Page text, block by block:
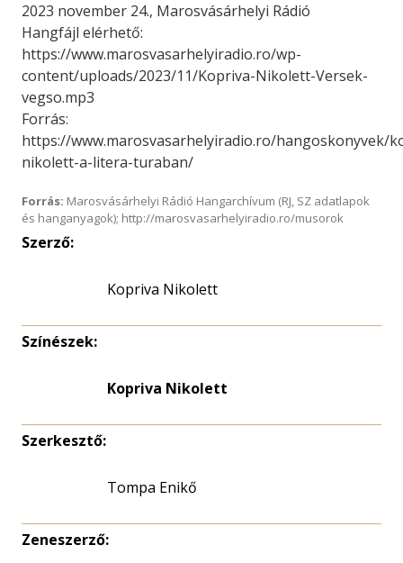
2023 november 24., Marosvásárhelyi Rádió
Hangfájl elérhető:
https://www.marosvasarhelyiradio.ro/wp-
content/uploads/2023/11/Kopriva-Nikolett-Versek-
vegso.mp3
Forrás:
https://www.marosvasarhelyiradio.ro/hangoskonyvek/
nikolett-a-litera-turaban/
Forrás: Marosvásárhelyi Rádió Hangarchívum (RJ, SZ adatlapok
és hanganyagok); http://marosvasarhelyiradio.ro/musorok
Szerző:
Kopriva Nikolett
Színészek:
Kopriva Nikolett
Szerkesztő:
Tompa Enikő
Zeneszerző: